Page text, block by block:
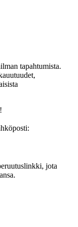
tapahtumista.
:
jota